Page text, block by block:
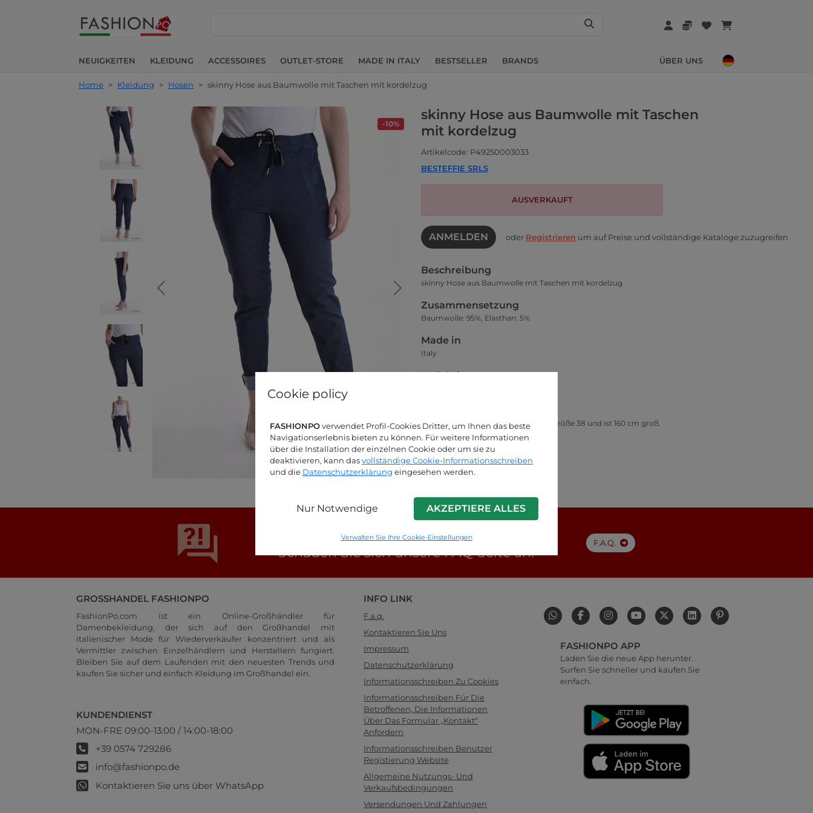
Cookie policy
FASHIONPOverwendet Profil-Cookies Dritter, um Ihnen das beste
Navigationserlebnis bieten zu können. Für weitere Informationen
über die Installation der einzelnen Cookie oder um sie zu
deaktivieren, kann dasvollständige Cookie-Informationsschreiben
und die Datenschutzerklärung eingesehen werden.
Nur Notwendige AKZEPTIERE ALLES
Verwalten Sie Ihre Cookie-Einstellungen
NEUIGKEITEN KLEIDUNG ACCESSOIRES OUTLET-STORE MADE IN ITALY BESTSELLER BRANDS ÜBER UNS
Home > Kleidung > Hosen > skinny Hose aus Baumwolle mit Taschen mit kordelzug
-10%
skinny Hose aus Baumwolle mit Taschen
mit kordelzug
Artikelcode: P49250003033
BESTEFFIE SRLS
AUSVERKAUFT
ANMELDEN oder Registrieren um auf Preise und vollständige Kataloge zuzugreifen
Beschreibung
skinny Hose aus Baumwolle mit Taschen mit kordelzug
Zusammensetzung
Baumwolle: 95%, Elasthan: 5%
Made in
Italy
Kollektion
Das Model auf dem Hauptfoto trägt Größe 38 und ist 160 cm groß.
Größentabelle
Suchen Sie nach Antworten?
Schauen Sie sich unsere FAQ-Seite an!
F.A.Q.
GROSSHANDEL FASHIONPO
FashionPo.com ist ein Online-Großhändler für
Damenbekleidung, der sich auf den Großhandel mit
italienischer Mode für Wiederverkäufer konzentriert und als
Vermittler zwischen Einzelhändlern und Herstellern fungiert.
Bleiben Sie auf dem Laufenden mit den neuesten Trends und
kaufen Sie sicher und einfach Kleidung im Großhandel ein.
KUNDENDIENST
MON-FRE 09:00-13:00 / 14:00-18:00
+39 0574 729286
info@fashionpo.de
Kontaktieren Sie uns über WhatsApp
INFO LINK
F.a.q.
Kontaktieren Sie Uns
Impressum
Datenschutzerklärung
Informationsschreiben Zu Cookies
Informationsschreiben Für Die
Betroffenen, Die Informationen
Über Das Formular „Kontakt“
Anfordern
Informationsschreiben Benutzer
Registierung Website
Allgemeine Nutzungs- Und
Verkaufsbedingungen
Versendungen Und Zahlungen
FASHIONPO APP
Laden Sie die neue App herunter.
Surfen Sie schneller und kaufen Sie
einfach.